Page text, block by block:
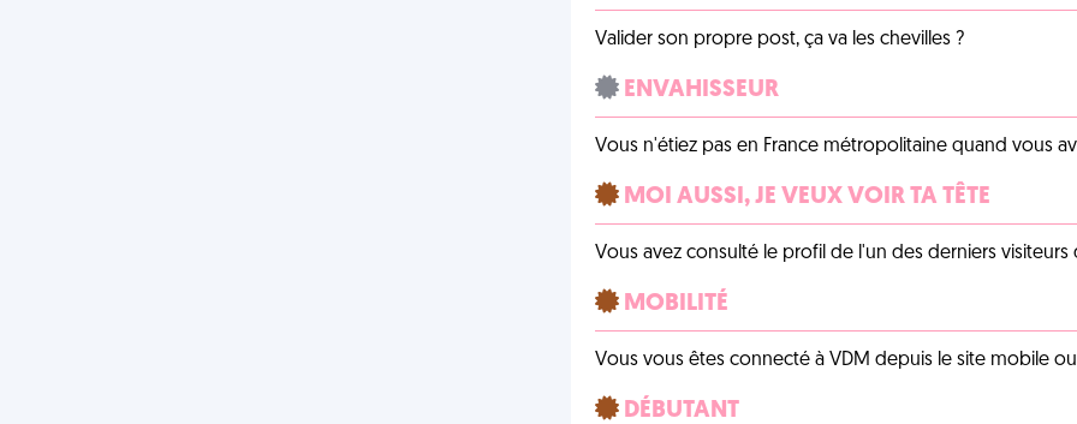
Valider son propre post, ça va les chevilles ?
ENVAHISSEUR
Vous n'étiez pas en France métropolitaine quand vous
MOI AUSSI, JE VEUX VOIR TA TÊTE
Vous avez consulté le profil de l'un des derniers
MOBILITÉ
Vous vous êtes connecté à VDM depuis le site mobile
DÉBUTANT